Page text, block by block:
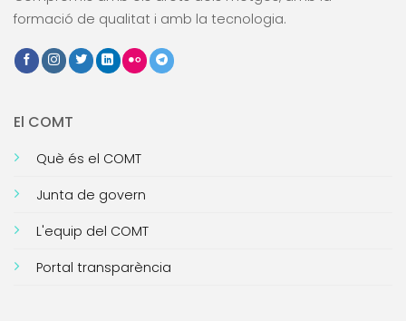
formació de qualitat i amb la tecnologia.
El COMT
Què és el COMT
Junta de govern
L'equip del COMT
Portal transparència